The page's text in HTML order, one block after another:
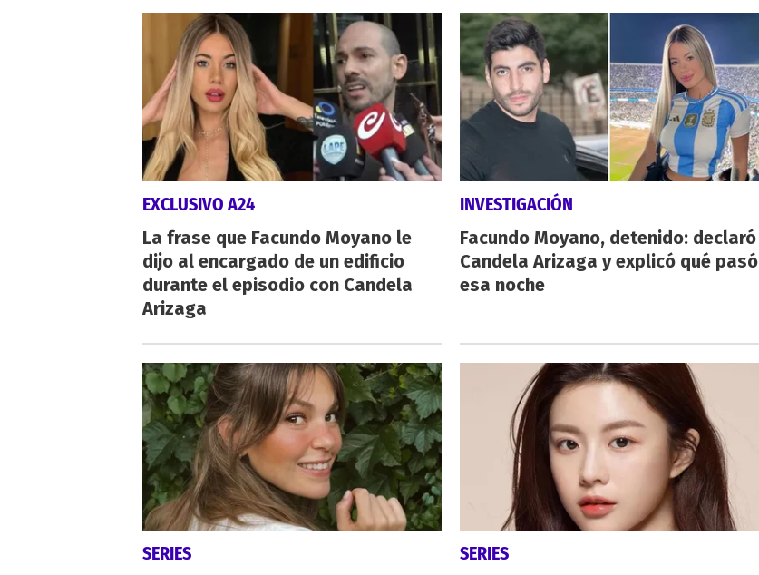
EXCLUSIVO A24
La frase que Facundo Moyano le
dijo al encargado de un edificio
durante el episodio con Candela
Arizaga
INVESTIGACIÓN
Facundo Moyano, detenido: declaró
Candela Arizaga y explicó qué pasó
esa noche
SERIES
SERIES